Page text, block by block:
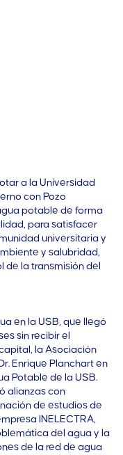
a la Universidad
con Pozo
potable de forma
para satisfacer
universitaria y
y salubridad,
de la transmisión del
en la USB, que llegó
sin recibir el
la Asociación
Enrique Planchart en
Potable de la USB.
alianzas con
de estudios de
INELECTRA,
del agua y la
de la red de agua